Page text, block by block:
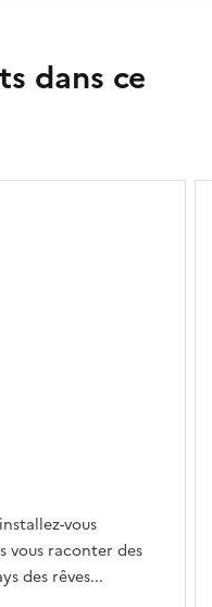
dans ce
vous
vous raconter des
des rêves...